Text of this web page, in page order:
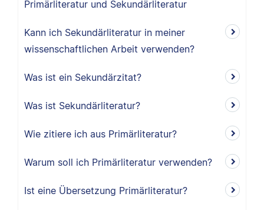
Primärliteratur und Sekundärliteratur
Kann ich Sekundärliteratur in meiner
wissenschaftlichen Arbeit verwenden?
Was ist ein Sekundärzitat?
Was ist Sekundärliteratur?
Wie zitiere ich aus Primärliteratur?
Warum soll ich Primärliteratur verwenden?
Ist eine Übersetzung Primärliteratur?